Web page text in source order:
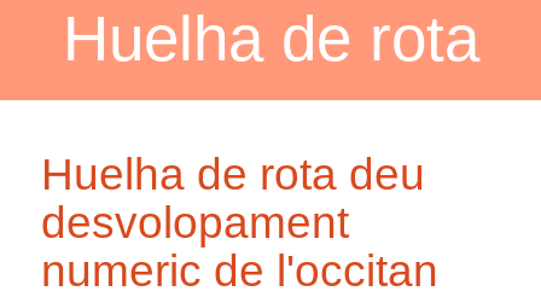
Huelha de rota
Huelha de rota deu
desvolopament
numeric de l'occitan